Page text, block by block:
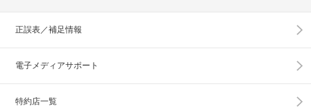
正誤表／補足情報
電子メディアサポート
特約店一覧